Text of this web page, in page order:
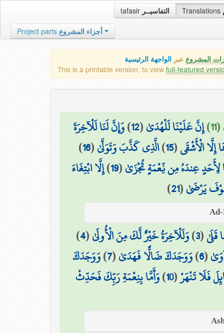
tafasir التفاسيــر Translations
Project parts أجزاء المشروع
المشروع عبر الواجهة الرئيسية
This is a printable version, to view full-featured
إِنَّ عَلَيْنَا لَلْهُدَىٰ(
12
)وَإِنَّ لَنَا لَلْآخِرَةَ
إِلَّا الْأَشْقَى(
15
)الَّذِي كَذَّبَ وَتَوَلَّىٰ(
16
)
لِأَحَدٍ عِندَهُ مِن نِّعْمَةٍ تُجْزَىٰ(
19
)إِلَّا ابْتِغَاءَ
يَرْضَىٰ(
21
)
(
3
)وَلَلْآخِرَةُ خَيْرٌ لَّكَ مِنَ الْأُولَىٰ(
4
)
(
6
)وَوَجَدَكَ ضَالًّا فَهَدَىٰ(
7
)وَوَجَدَكَ
فَلَا تَنْهَرْ(
10
)وَأَمَّا بِنِعْمَةِ رَبِّكَ فَحَدِّثْ